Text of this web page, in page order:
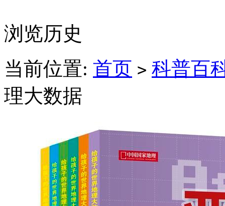
浏览历史
当前位置: 首页 > 科普百
理大数据